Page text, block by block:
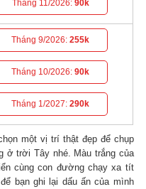
Tháng 11/2026: 90k
Tháng 9/2026:255k
Tháng 10/2026:90k
Tháng 1/2027:290k
một vị trí thật đẹp để chụp
ở trời Tây nhé. Màu trắng của
cùng con đường chạy xa tít
bạn ghi lại dấu ấn của mình